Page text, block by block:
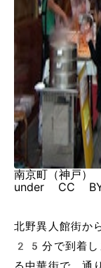
南京町（神
under CC
北野異人館街か
25分で到着し